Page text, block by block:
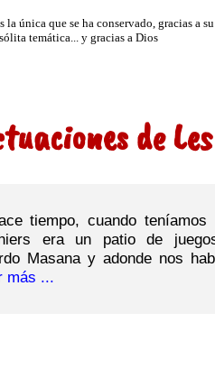
de
tiempo, cuando teníamos
era un patio de
Masana y adonde nos
más ...